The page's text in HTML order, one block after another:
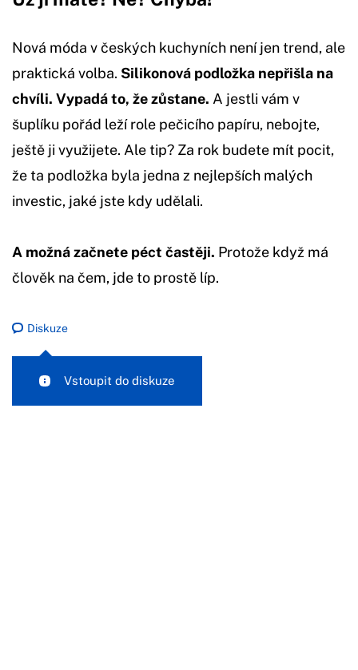
Nová móda v českých kuchyních není jen trend, ale
praktická volba. Silikonová podložka nepřišla na
chvíli. Vypadá to, že zůstane. A jestli vám v
šuplíku pořád leží role pečicího papíru, nebojte,
ještě ji využijete. Ale tip? Za rok budete mít pocit,
že ta podložka byla jedna z nejlepších malých
investic, jaké jste kdy udělali.
A možná začnete péct častěji. Protože když má
člověk na čem, jde to prostě líp.
Diskuze
Vstoupit do diskuze